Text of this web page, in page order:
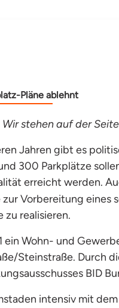
Pläne ablehnt
stehen auf der
Jahren gibt es
300 Parkplätze
erreicht werden.
Vorbereitung eines
zu realisieren.
Wohn- und
Steinstraße. Durch
BID
intensiv mit